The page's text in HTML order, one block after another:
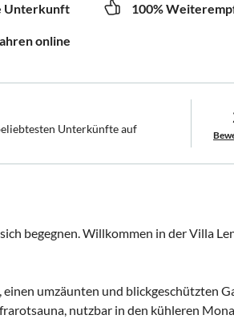
Unterkunft 100%
online
Unterkünfte auf
begegnen. Willkommen in der Villa
umzäunten und blickgeschützten
nutzbar in den kühleren